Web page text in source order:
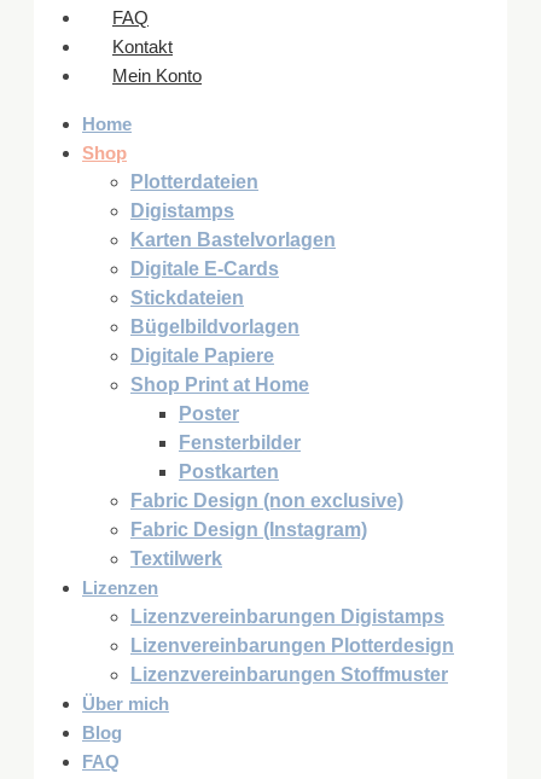
FAQ
Kontakt
Mein Konto
Home
Shop
Plotterdateien
Digistamps
Karten Bastelvorlagen
Digitale E-Cards
Stickdateien
Bügelbildvorlagen
Digitale Papiere
Shop Print at Home
Poster
Fensterbilder
Postkarten
Fabric Design (non exclusive)
Fabric Design (Instagram)
Textilwerk
Lizenzen
Lizenzvereinbarungen Digistamps
Lizenvereinbarungen Plotterdesign
Lizenzvereinbarungen Stoffmuster
Über mich
Blog
FAQ